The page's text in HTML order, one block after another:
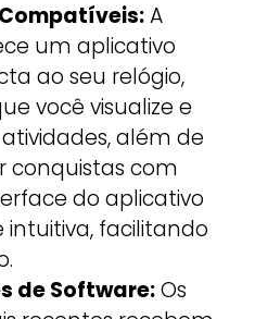
A
um aplicativo
ao seu relógio,
você visualize e
além de
conquistas com
do aplicativo
intuitiva, facilitando
de Software:Os